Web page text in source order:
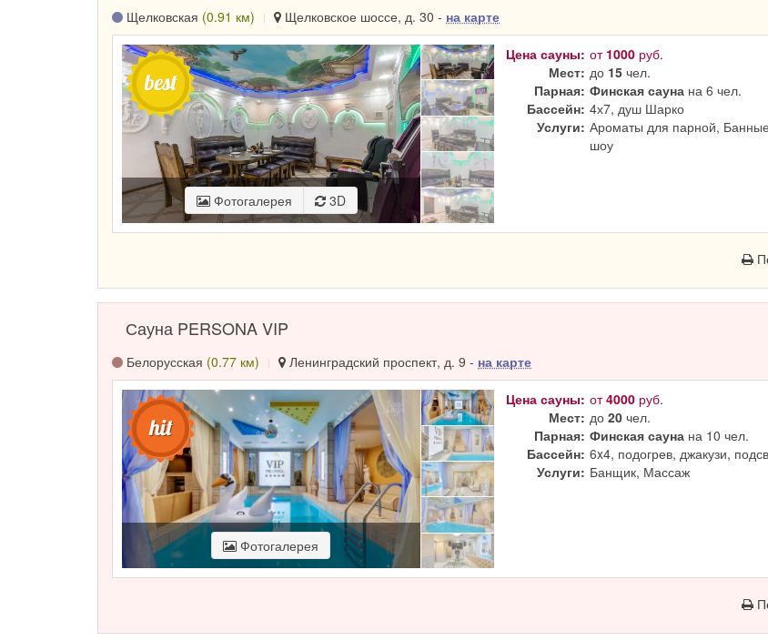
Щелковская (0.91 км) Щелковское шоссе, д. 30 - на карте
Фотогалерея 3D
Цена сауны: от 1000 руб.
Мест: до 15 чел.
Парная: Финская сауна на 6 чел.
Бассейн: 4х7, душ Шарко
Услуги: Ароматы для парной,
шоу
Сауна PERSONA VIP
Белорусская (0.77 км) Ленинградский проспект, д. 9 - на карте
Фотогалерея
Цена сауны: от4000 руб.
Мест: до20 чел.
Парная: Финская сауна на 10 чел.
Бассейн: 6x4, подогрев, джакузи,
Услуги: Банщик, Массаж